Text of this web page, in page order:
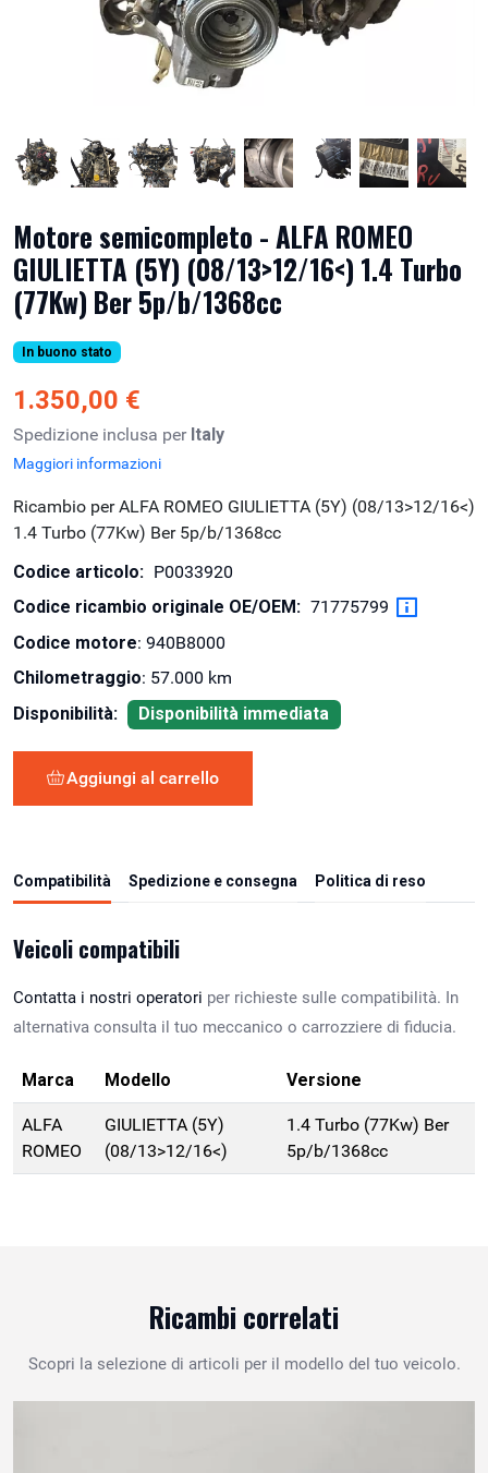
Motore semicompleto - ALFA ROMEO
GIULIETTA (5Y) (08/13>12/16<) 1.4 Turbo
(77Kw) Ber 5p/b/1368cc
In buono stato
1.350,00 €
Spedizione inclusa per Italy
Maggiori informazioni
Ricambio per ALFA ROMEO GIULIETTA (5Y) (08/13>12/16<)
1.4 Turbo (77Kw) Ber 5p/b/1368cc
Codice articolo: P0033920
Codice ricambio originale OE/OEM: 71775799
Codice motore: 940B8000
Chilometraggio: 57.000 km
Disponibilità:
Disponibilità immediata
Aggiungi al carrello
Compatibilità Spedizione e consegna Politica di reso
Veicoli compatibili
Contatta i nostri operatori per richieste sulle compatibilità. In
alternativa consulta il tuo meccanico o carrozziere di fiducia.
Marca Modello Versione
ALFA
ROMEO
GIULIETTA (5Y)
(08/13>12/16<)
1.4 Turbo (77Kw) Ber
5p/b/1368cc
Ricambi correlati
Scopri la selezione di articoli per il modello del tuo veicolo.